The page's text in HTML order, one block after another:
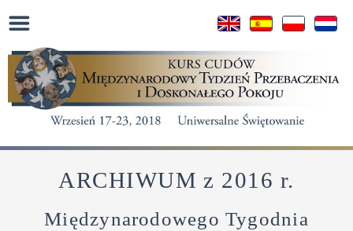
ARCHIWUM z 2016 r.
Międzynarodowego Tygodnia